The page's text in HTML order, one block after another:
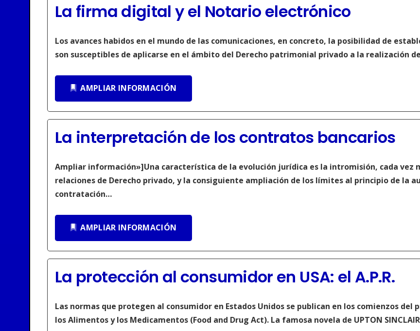
La firma digital y el Notario electrónico
Los avances habidos en el mundo de las comunicaciones, en concreto, la posibilidad de
son susceptibles de aplicarse en el ámbito del Derecho patrimonial privado a la realización
AMPLIAR INFORMACIÓN
La interpretación de los contratos bancarios
Ampliar información»]Una característica de la evolución jurídica es la intromisión, cada vez
relaciones de Derecho privado, y la consiguiente ampliación de los límites al principio de la
contratación…
AMPLIAR INFORMACIÓN
La protección al consumidor en USA: el A.P.R.
Las normas que protegen al consumidor en Estados Unidos se publican en los comienzos del
los Alimentos y los Medicamentos (Food and Drug Act). La famosa novela de UPTON